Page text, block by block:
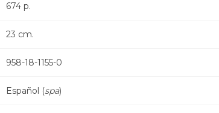
674 p.
23 cm.
958-18-1155-0
Español (spa)